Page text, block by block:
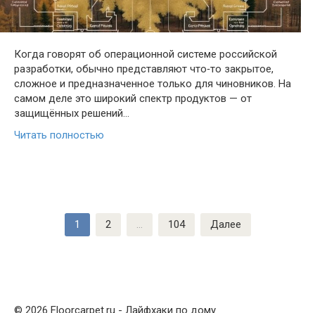
Когда говорят об операционной системе российской
разработки, обычно представляют что‑то закрытое,
сложное и предназначенное только для чиновников. На
самом деле это широкий спектр продуктов — от
защищённых решений…
Читать полностью
1 2 … 104 Далее
© 2026 Floorcarpet.ru - Лайфхаки по дому